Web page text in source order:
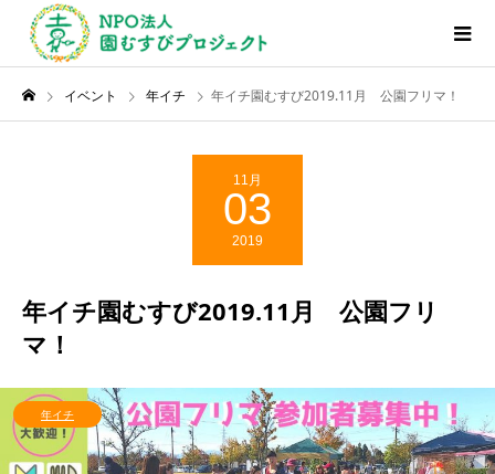
イベント 年イチ 年イチ園むすび2019.11月 公園フリマ！
11月
03
2019
年イチ園むすび2019.11月 公園フリ
マ！
年イチ